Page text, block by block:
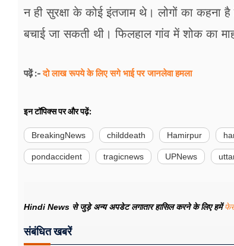
न ही सुरक्षा के कोई इंतजाम थे। लोगों का कहना है
बचाई जा सकती थी। फिलहाल गांव में शोक का
पढ़ें :-दो लाख रूपये के लिए सगे भाई पर जानलेवा हमला
इन टॉपिक्स पर और पढ़ें:
BreakingNews childdeath Hamirpur
pondaccident tragicnews UPNews
Hindi News से जुड़े अन्य अपडेट लगातार हासिल करने के लिए हमें
संबंधित खबरें